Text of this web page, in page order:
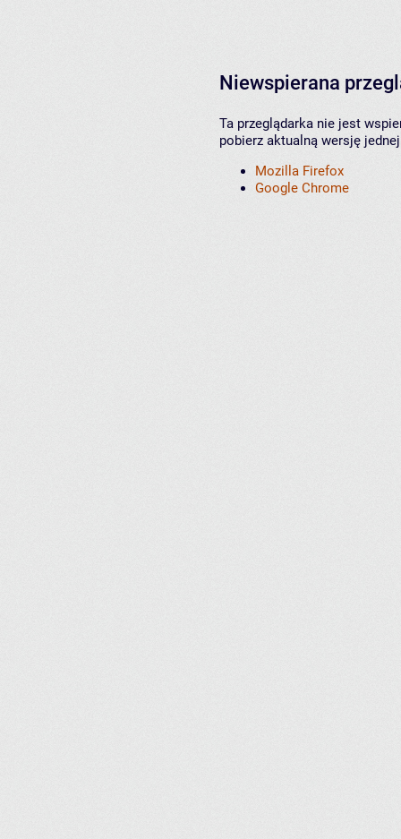
Niewspierana
Ta przeglądarka nie jest
pobierz aktualną wersję
Mozilla Firefox
Google Chrome